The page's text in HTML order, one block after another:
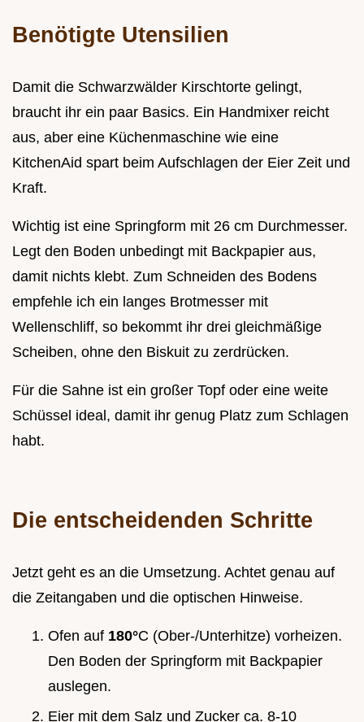
Benötigte Utensilien
Damit die Schwarzwälder Kirschtorte gelingt,
braucht ihr ein paar Basics. Ein Handmixer reicht
aus, aber eine Küchenmaschine wie eine
KitchenAid spart beim Aufschlagen der Eier Zeit und
Kraft.
Wichtig ist eine Springform mit 26 cm Durchmesser.
Legt den Boden unbedingt mit Backpapier aus,
damit nichts klebt. Zum Schneiden des Bodens
empfehle ich ein langes Brotmesser mit
Wellenschliff, so bekommt ihr drei gleichmäßige
Scheiben, ohne den Biskuit zu zerdrücken.
Für die Sahne ist ein großer Topf oder eine weite
Schüssel ideal, damit ihr genug Platz zum Schlagen
habt.
Die entscheidenden Schritte
Jetzt geht es an die Umsetzung. Achtet genau auf
die Zeitangaben und die optischen Hinweise.
Ofen auf 180°C (Ober-/Unterhitze) vorheizen.
Den Boden der Springform mit Backpapier
auslegen.
Eier mit dem Salz und Zucker ca. 8-10